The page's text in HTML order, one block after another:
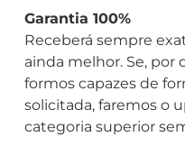
Garantia 100%
Receberá sempre
ainda melhor. Se, por
formos capazes de
solicitada, faremos o
categoria superior